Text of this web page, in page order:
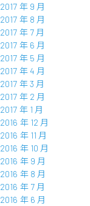
2017 年 9 月
2017 年 8 月
2017 年 7 月
2017 年 6 月
2017 年 5 月
2017 年 4 月
2017 年 3 月
2017 年 2 月
2017 年 1 月
2016 年 12 月
2016 年 11 月
2016 年 10 月
2016 年 9 月
2016 年 8 月
2016 年 7 月
2016 年 6 月